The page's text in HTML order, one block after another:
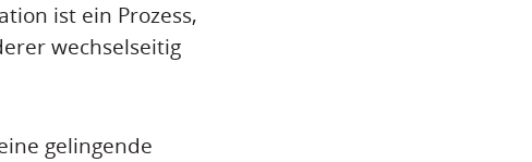
ist ein Prozess,
wechselseitig
gelingende